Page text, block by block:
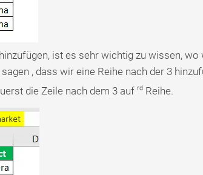
ist es sehr wichtig zu wissen, wo
, dass wir eine Reihe nach der 3
die Zeile nach dem 3 auf rdReihe.